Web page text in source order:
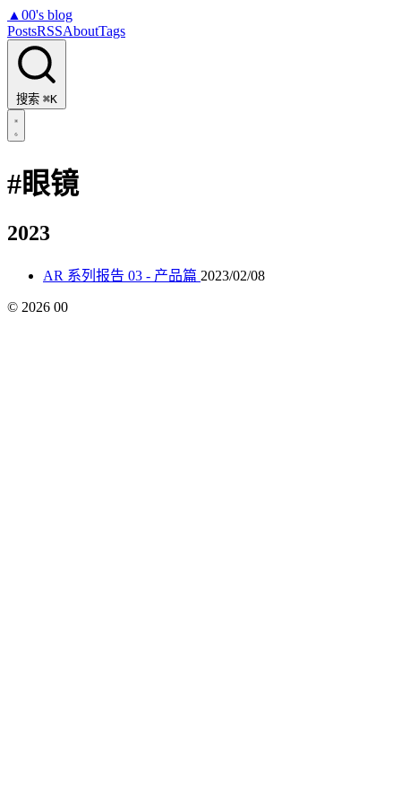
▲ 00's blog
PostsRSSAboutTags
搜索 ⌘K
#眼镜
2023
AR 系列报告 03 - 产品篇 2023/02/08
© 2026 00